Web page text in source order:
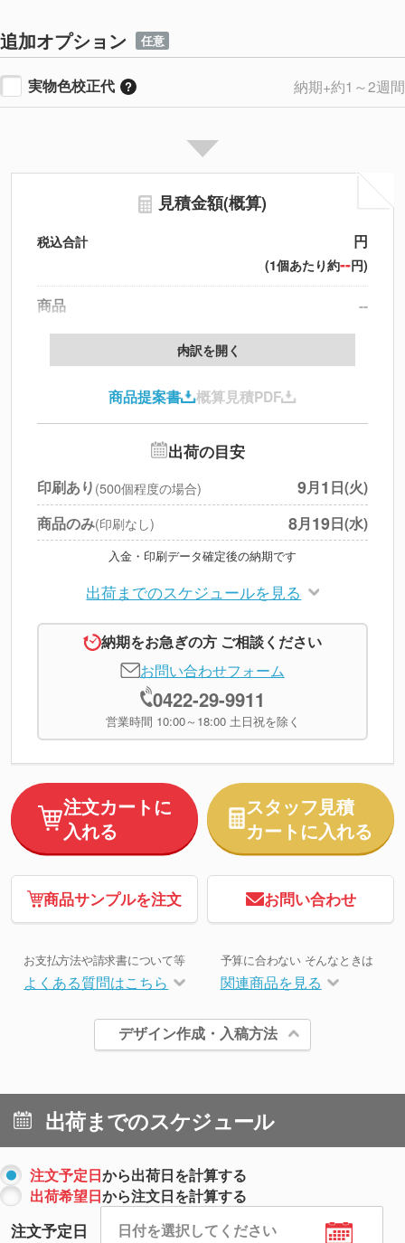
追加オプション 任意
実物色校正代 納期+約1～2週間
見積金額(概算)
税込合計 円
(1個あたり約--円)
商品
--
製版代
印刷代
北海道・沖縄・離島 別途
円
※上記小計は税別です
内訳を開く
商品提案書 概算見積PDF
出荷の目安
印刷あり (500個程度の場合) 9月1 日(火)
商品のみ(印刷なし) 8月19日(水)
入金・印刷データ確定後の納期です
出荷までのスケジュールを見る
納期をお急ぎの方 ご相談ください
お問い合わせフォーム
0422-29-9911
営業時間 10:00～18:00 土日祝を除く
注文カートに
入れる
スタッフ見積
カートに入れる
商品サンプルを注文 お問い合わせ
お支払方法や請求書について等
よくある質問はこちら
予算に合わない そんなときは
関連商品を見る
デザイン作成・入稿方法
出荷までのスケジュール
注文予定日から出荷日を計算する
出荷希望日から注文日を計算する
注文予定日